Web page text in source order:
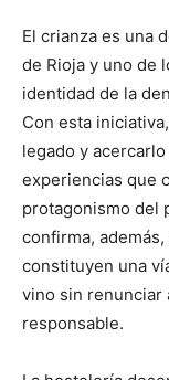
El crianza es una
de Rioja y uno de
identidad de la
Con esta
legado y
experiencias que
protagonismo del
confirma,
constituyen una
vino sin renunciar
responsable.